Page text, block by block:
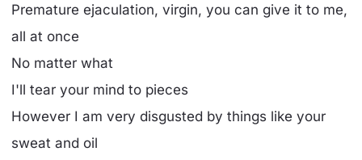
Prеmaturе ejaculation, virgin, you can give it to me,
all at oncе
No matter what
I'll tear your mind to pieces
However I am very disgusted by things like your
sweat and oil